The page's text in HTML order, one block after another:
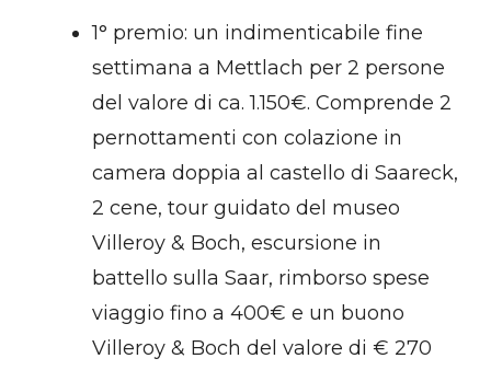
1° premio: un indimenticabile fine
settimana a Mettlach per 2 persone
del valore di ca. 1.150€. Comprende 2
pernottamenti con colazione in
camera doppia al castello di Saareck,
2 cene, tour guidato del museo
Villeroy & Boch, escursione in
battello sulla Saar, rimborso spese
viaggio fino a 400€ e un buono
Villeroy & Boch del valore di € 270